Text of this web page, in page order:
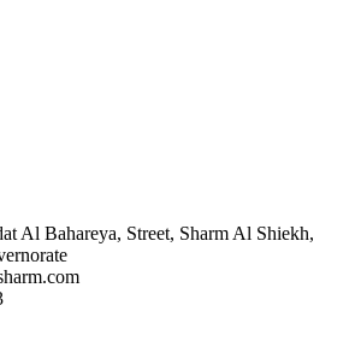
Al Bahareya, Street, Sharm Al Shiekh,